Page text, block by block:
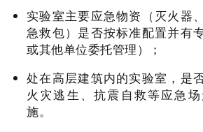
实验室主要应急物资（灭火器
急救包）是否按标准配置并有
或其他单位委托管理）；
处在高层建筑内的实验室，是
火灾逃生、抗震自救等应急
施。